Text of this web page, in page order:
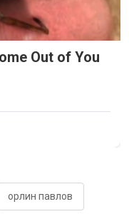
Out of You
орлин павлов